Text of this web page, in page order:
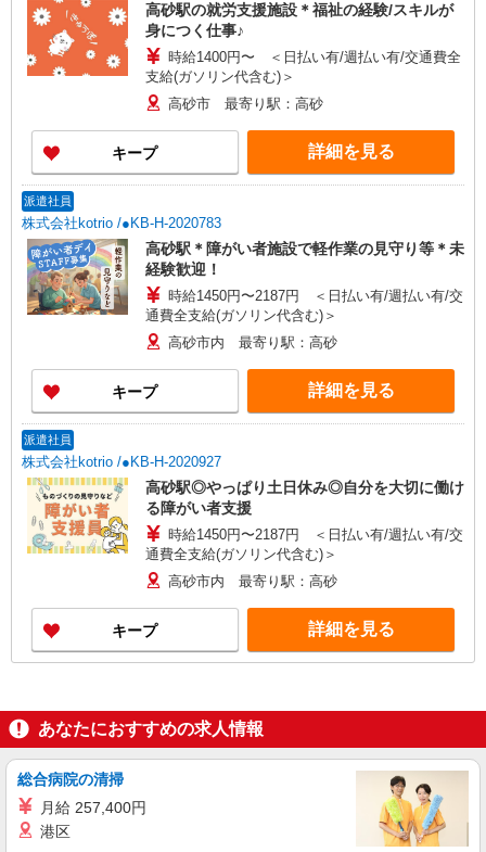
高砂駅の就労支援施設＊福祉の経験/スキルが
身につく仕事♪
時給1400円〜 ＜日払い有/週払い有/交通費全
支給(ガソリン代含む)＞
高砂市 最寄り駅：高砂
キープ 詳細を見る
派遣社員
株式会社kotrio /●KB-H-2020783
高砂駅＊障がい者施設で軽作業の見守り等＊未
経験歓迎！
時給1450円〜2187円 ＜日払い有/週払い有/交
通費全支給(ガソリン代含む)＞
高砂市内 最寄り駅：高砂
キープ 詳細を見る
派遣社員
株式会社kotrio /●KB-H-2020927
高砂駅◎やっぱり土日休み◎自分を大切に働け
る障がい者支援
時給1450円〜2187円 ＜日払い有/週払い有/交
通費全支給(ガソリン代含む)＞
高砂市内 最寄り駅：高砂
キープ 詳細を見る
あなたにおすすめの求人情報
総合病院の清掃
月給 257,400円
港区